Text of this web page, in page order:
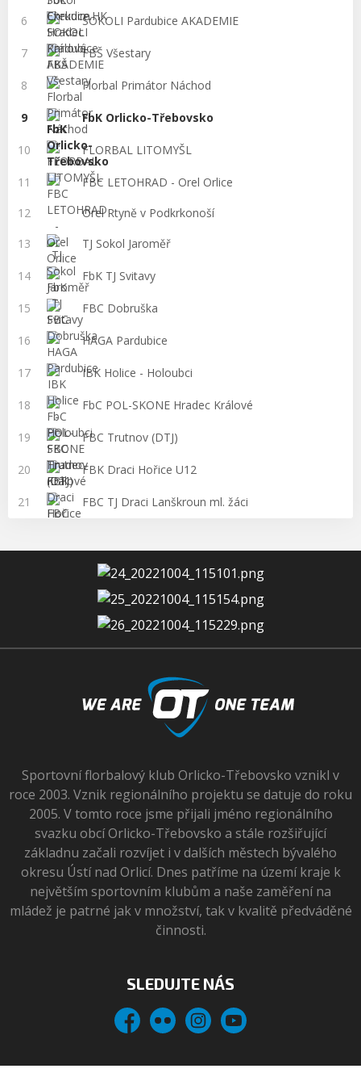
6 SOKOLI Pardubice AKADEMIE
7 FBŠ Všestary
8 Florbal Primátor Náchod
9 FbK Orlicko-Třebovsko
10 FLORBAL LITOMYŠL
11
FBC LETOHRAD - Orel Orlice
12
Orel Rtyně v Podkrkonoší
13
TJ Sokol Jaroměř
14 FbK TJ Svitavy
15 FBC Dobruška
16 HAGA Pardubice
17 IBK Holice - Holoubci
18 FbC POL-SKONE Hradec Králové
19 FBC Trutnov (DTJ)
20 FBK Draci Hořice U12
21 FBC TJ Draci Lanškroun ml. žáci
Sportovní florbalový klub Orlicko-Třebovsko vznikl v
roce 2003. Vznik regionálního projektu se datuje do roku
2005. V tomto roce jsme přijali jméno regionálního
svazku obcí Orlicko-Třebovsko a stále rozšiřující
základnu začali rozvíjet i v dalších městech bývalého
okresu Ústí nad Orlicí. Dnes patříme na území kraje k
největším sportovním klubům a naše zaměření na
mládež je patrné jak v množství, tak v kvalitě předváděné
činnosti.
SLEDUJTE NÁS
Facebook
Flickr Instagram
YouTube